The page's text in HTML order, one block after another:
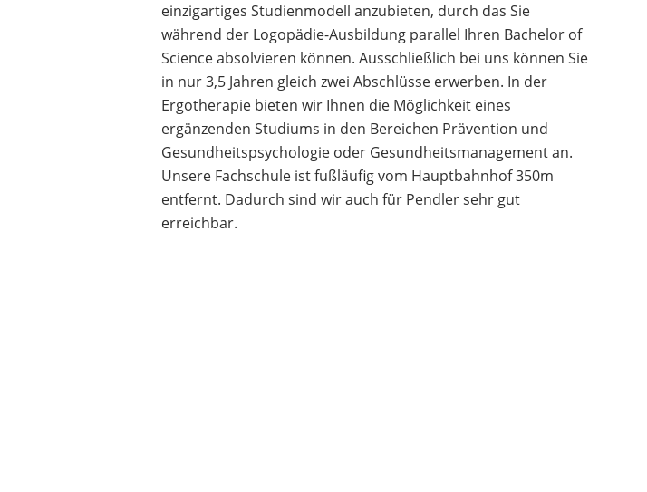
einzigartiges Studienmodell anzubieten, durch das Sie
während der Logopädie-Ausbildung parallel Ihren Bachelor of
Science absolvieren können. Ausschließlich bei uns können Sie
in nur 3,5 Jahren gleich zwei Abschlüsse erwerben. In der
Ergotherapie bieten wir Ihnen die Möglichkeit eines
ergänzenden Studiums in den Bereichen Prävention und
Gesundheitspsychologie oder Gesundheitsmanagement an.
Unsere Fachschule ist fußläufig vom Hauptbahnhof 350m
entfernt. Dadurch sind wir auch für Pendler sehr gut
erreichbar.